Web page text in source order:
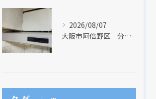
2026/08/07
大阪市阿倍野区 分譲マンションのレンジフード取替リフォーム工事 タカラスタンダード